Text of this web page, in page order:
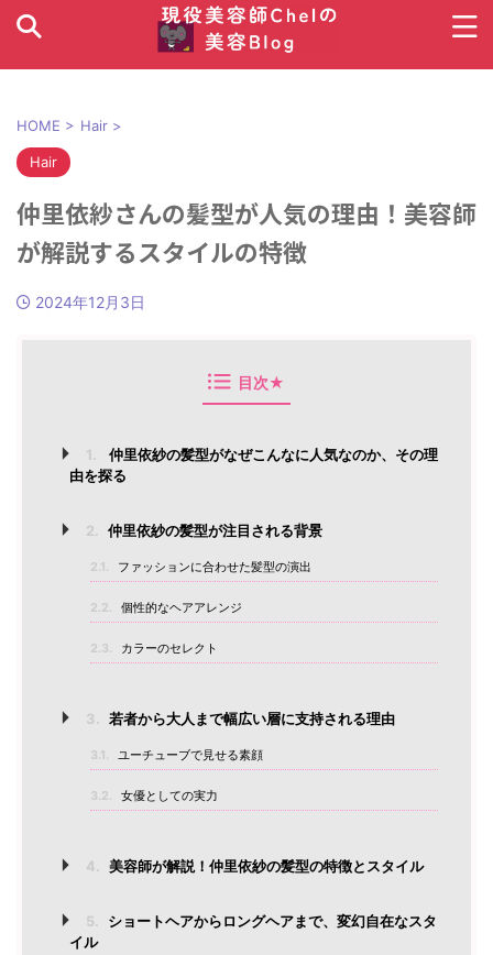
HOME > Hair >
Hair
仲里依紗さんの髪型が人気の理由！美容師
が解説するスタイルの特徴
2024年12月3日
目次★
1.
仲里依紗の髪型がなぜこんなに人気なのか、その理
由を探る
2. 仲里依紗の髪型が注目される背景
2.1. ファッションに合わせた髪型の演出
2.2. 個性的なヘアアレンジ
2.3. カラーのセレクト
3. 若者から大人まで幅広い層に支持される理由
3.1. ユーチューブで見せる素顔
3.2. 女優としての実力
4. 美容師が解説！仲里依紗の髪型の特徴とスタイル
5.
ショートヘアからロングヘアまで、変幻自在なスタ
イル